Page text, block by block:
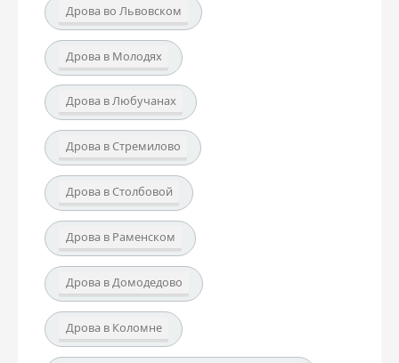
Дрова во Львовском
Дрова в Молодях
Дрова в Любучанах
Дрова в Стремилово
Дрова в Столбовой
Дрова в Раменском
Дрова в Домодедово
Дрова в Коломне